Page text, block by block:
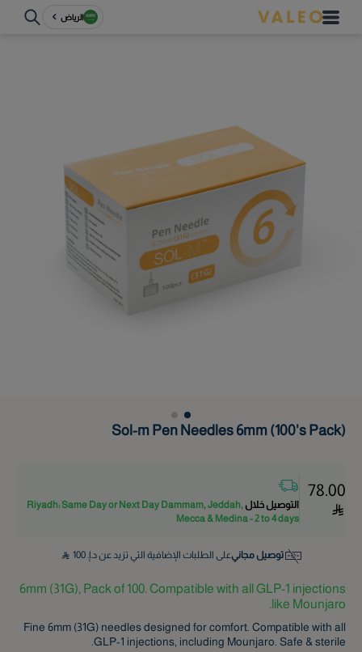
الرياض
Sol-m Pen Needles 6mm (100's Pack)
78.00
التوصيل خلال Riyadh: Same Day or Next Day Dammam, Jeddah,
Mecca & Medina - 2 to 4 days
توصيل مجانيعلى الطلبات الإضافية التي تزيد عن د.إ.100
6mm (31G), Pack of 100. Compatible with all GLP-1 injections
like Mounjaro.
Fine 6mm (31G) needles designed for comfort. Compatible with all
GLP-1 injections, including Mounjaro. Safe & sterile.